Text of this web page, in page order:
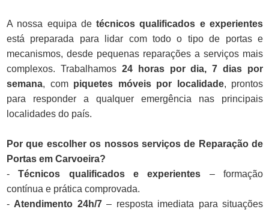
A nossa equipa detécnicos qualificados e experientes
está preparada para lidar com todo o tipo de portas e
mecanismos, desde pequenas reparações a serviços mais
complexos. Trabalhamos 24 horas por dia, 7 dias por
semana, com piquetes móveis por localidade, prontos
para responder a qualquer emergência nas principais
localidades do país.
Por que escolher os nossos serviços de Reparação de
Portas em Carvoeira?
-Técnicos qualificados e experientes – formação
contínua e prática comprovada.
- Atendimento 24h/7– resposta imediata para situações